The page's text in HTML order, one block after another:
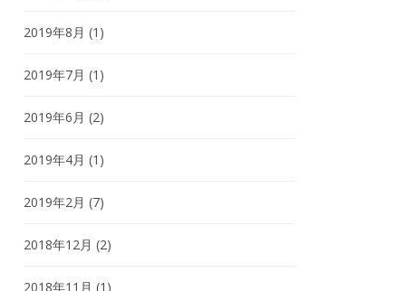
2019年8月 (1)
2019年7月 (1)
2019年6月 (2)
2019年4月 (1)
2019年2月 (7)
2018年12月 (2)
2018年11月 (1)